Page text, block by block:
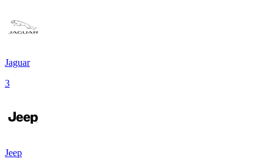
Jaguar
3
Jeep